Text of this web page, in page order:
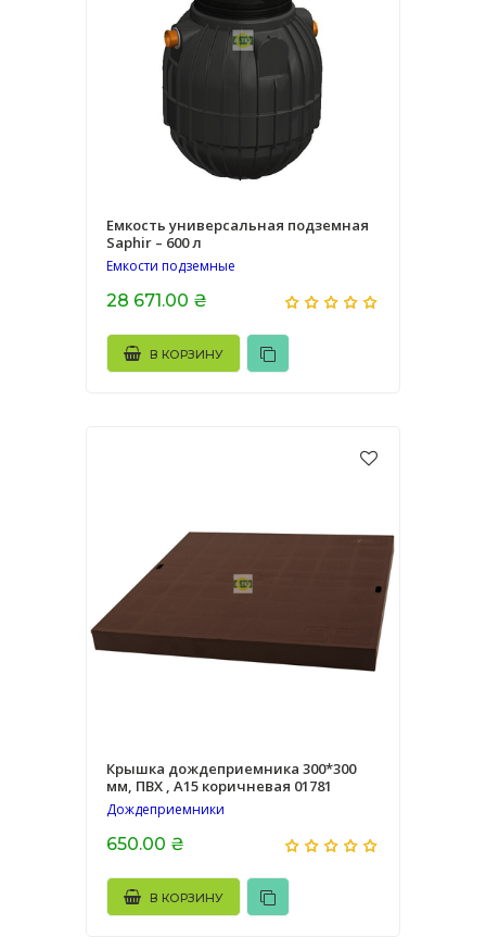
Емкость универсальная подземная
Saphir – 600 л
Емкости подземные
28 671.00 ₴
В КОРЗИНУ
Крышка дождеприемника 300*300
мм, ПВХ , А15 коричневая 01781
Дождеприемники
650.00 ₴
В КОРЗИНУ